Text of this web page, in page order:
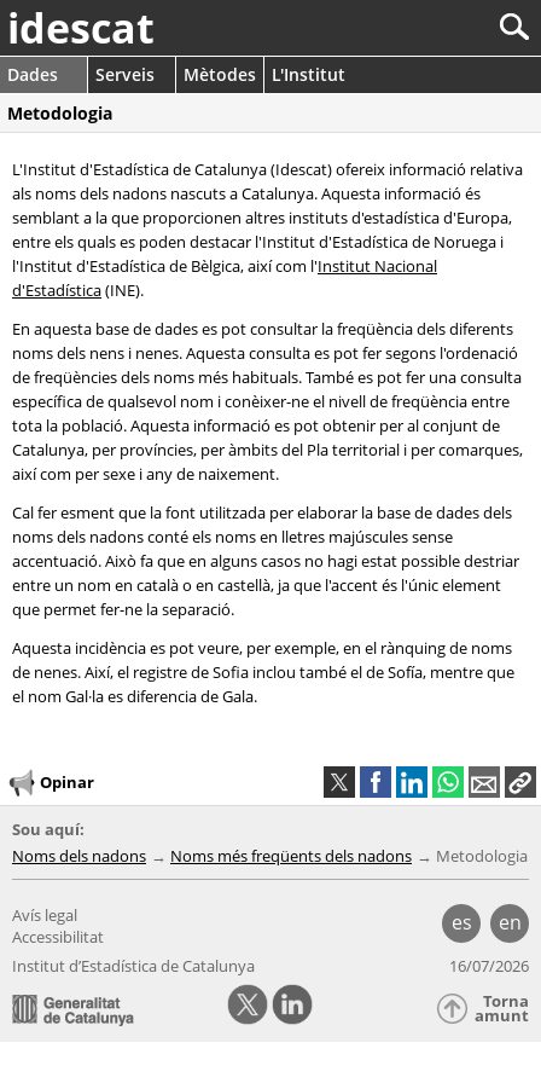
idescat
Dades Serveis Mètodes
L'Institut
Metodologia
L'Institut d'Estadística de Catalunya (Idescat) ofereix informació relativa
als noms dels nadons nascuts a Catalunya. Aquesta informació és
semblant a la que proporcionen altres instituts d'estadística d'Europa,
entre els quals es poden destacar l'Institut d'Estadística de Noruega i
l'Institut d'Estadística de Bèlgica, així com l'Institut Nacional
d'Estadística(INE).
En aquesta base de dades es pot consultar la freqüència dels diferents
noms dels nens i nenes. Aquesta consulta es pot fer segons l'ordenació
de freqüències dels noms més habituals. També es pot fer una consulta
específica de qualsevol nom i conèixer-ne el nivell de freqüència entre
tota la població. Aquesta informació es pot obtenir per al conjunt de
Catalunya, per províncies, per àmbits del Pla territorial i per comarques,
així com per sexe i any de naixement.
Cal fer esment que la font utilitzada per elaborar la base de dades dels
noms dels nadons conté els noms en lletres majúscules sense
accentuació. Això fa que en alguns casos no hagi estat possible destriar
entre un nom en català o en castellà, ja que l'accent és l'únic element
que permet fer-ne la separació.
Aquesta incidència es pot veure, per exemple, en el rànquing de noms
de nenes. Així, el registre de Sofia inclou també el de Sofía, mentre que
el nom Gal·la es diferencia de Gala.
Opinar
Sou aquí:
Noms dels nadons
Noms més freqüents dels nadons Metodologia
es en
Avís legal
Accessibilitat
Institut d’Estadística de Catalunya
16/07/2026
Torna
amunt